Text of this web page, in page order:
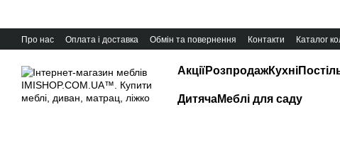
Про нас Оплата і доставка Обмін та повернення Контакти Каталог
АкціїРозпродажКухні
ДитячаМеблі для саду